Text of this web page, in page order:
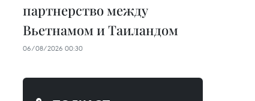
партнерство между
Вьетнамом и Таиландом
06/08/2026 00:30